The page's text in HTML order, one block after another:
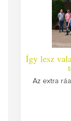
valaki egy év
tényleg a
ráadás fotók